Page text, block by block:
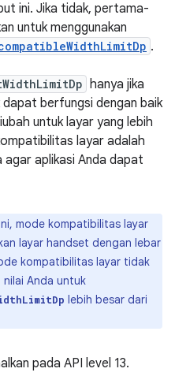
ini. Jika tidak, pertama-
untuk menggunakan
.
hanya jika
berfungsi dengan baik
untuk layar yang lebih
layar adalah
aplikasi Anda dapat
mode kompatibilitas layar
layar handset dengan lebar
kompatibilitas layar tidak
Anda untuk
lebih besar dari
pada API level 13.